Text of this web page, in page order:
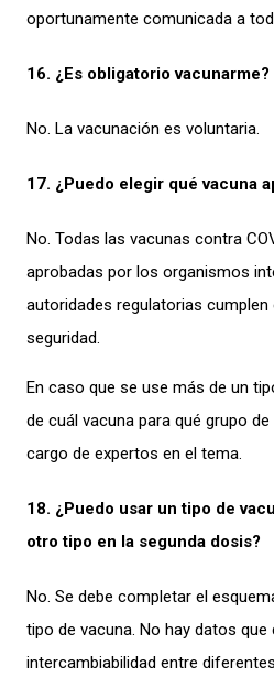
oportunamente comunicada a
16. ¿Es obligatorio vacunarme?
No. La vacunación es voluntaria.
17. ¿Puedo elegir qué vacuna
No. Todas las vacunas contra
aprobadas por los organismos
autoridades regulatorias
seguridad.
En caso que se use más de un
de cuál vacuna para qué grupo
cargo de expertos en el tema.
18. ¿Puedo usar un tipo de
otro tipo en la segunda dosis?
No. Se debe completar el
tipo de vacuna. No hay datos que
intercambiabilidad entre